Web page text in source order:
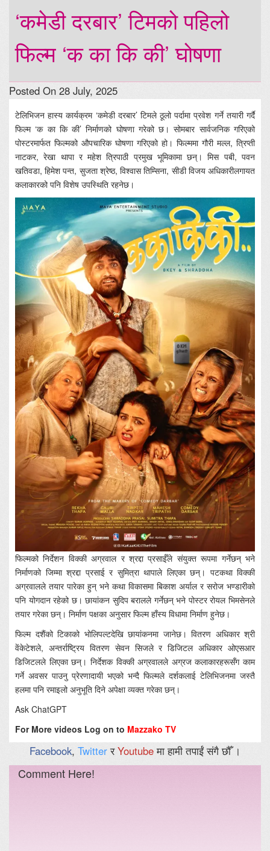
‘कमेडी दरबार’ टिमको पहिलो
फिल्म ‘क का कि की’ घोषणा
Posted On 28 July, 2025
टेलिभिजन हास्य कार्यक्रम ‘कमेडी दरबार’ टिमले ठूलो पर्दामा प्रवेश गर्ने तयारी गर्दै
फिल्म ‘क का कि की’ निर्माणको घोषणा गरेको छ। सोमबार सार्वजनिक गरिएको
पोस्टरमार्फत फिल्मको औपचारिक घोषणा गरिएको हो। फिल्ममा गौरी मल्ल, त्रिप्ती
नाटकर, रेखा थापा र महेश त्रिपाठी प्रमुख भूमिकामा छन्। मिस पबी, पवन
खतिवडा, हिमेश पन्त, सुजता श्रेष्ठ, विश्वास तिम्सिना, सीडी विजय अधिकारीलगायत
कलाकारको पनि विशेष उपस्थिति रहनेछ।
फिल्मको निर्देशन विक्की अग्रवाल र श्रद्दा प्रसाईँले संयुक्त रूपमा गर्नेछन् भने
निर्माणको जिम्मा श्रद्दा प्रसाई र सुमित्रा थापाले लिएका छन्। पटकथा विक्की
अग्रवालले तयार पारेका हुन् भने कथा विकासमा बिकाश अर्याल र सरोज भण्डारीको
पनि योगदान रहेको छ। छायांकन सुदिप बरालले गर्नेछन् भने पोस्टर रोयल भिमसेनले
तयार गरेका छन्। निर्माण पक्षका अनुसार फिल्म हाँस्य विधामा निर्माण हुनेछ।
फिल्म दशैंको टिकाको भोलिपल्टदेखि छायांकनमा जानेछ। वितरण अधिकार श्री
वेंकेटेशले, अन्तर्राष्ट्रिय वितरण सेवन सिजले र डिजिटल अधिकार ओएसआर
डिजिटलले लिएका छन्। निर्देशक विक्की अग्रवालले अग्रज कलाकारहरूसँग काम
गर्ने अवसर पाउनु प्रेरणादायी भएको भन्दै फिल्मले दर्शकलाई टेलिभिजनमा जस्तै
हलमा पनि रमाइलो अनुभूति दिने अपेक्षा व्यक्त गरेका छन्।
Ask ChatGPT
For More videos Log on to Mazzako TV
Facebook, TwitterरYoutubeमा हामी तपाईं संगै छौँ ।
Comment Here!